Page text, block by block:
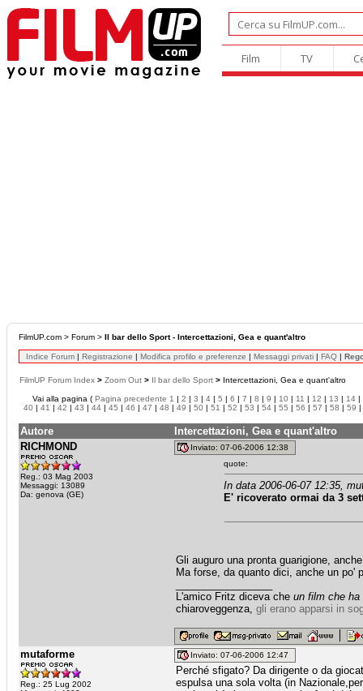
Film TV
FilmUP.com > Forum > Il bar dello Sport - Intercettazioni, Gea e quant'altro
Indice Forum | Registrazione | Modifica profilo e preferenze | Messaggi privati | FAQ |
FilmUP Forum Index > Zoom Out > Il bar dello Sport > Intercettazioni, Gea e quant'altro
Vai alla pagina ( Pagina precedente 1 | 2 | 3 | 4 | 5 | 6 | 7 | 8 | 9 | 10 | 11 | 12 | 13 | 14 |
40 | 41 | 42 | 43 | 44 | 45 | 46 | 47 | 48 | 49 | 50 | 51 | 52 | 53 | 54 | 55 | 56 | 57 | 58 | 59 |
Autore
Intercettazioni, Gea e quant'altro
RICHMOND
Reg.: 03 Mag 2003
Messaggi: 13089
Da: genova (GE)
Inviato: 07-06-2006 12:38
quote:
In data 2006-06-07 12:35,
E' ricoverato ormai da 3
Gli auguro una pronta guarigione,
Ma forse, da quanto dici, anche un po'
L'amico Fritz diceva che un film che ha
chiaroveggenza, gli erano apparsi in
mutaforme
Reg.: 25 Lug 2002
Inviato: 07-06-2006 12:47
Perché sfigato? Da dirigente o da
espulsa una sola volta (in